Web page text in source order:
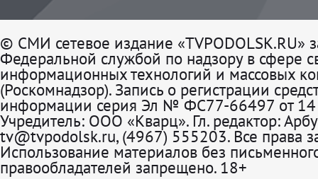
© СМИ сетевое издание «TVPODOLSK.RU»
Федеральной службой по надзору в сфере
информационных технологий и массовых
(Роскомнадзор). Запись о регистрации
информации серия Эл № ФС77-66497 от 14
Учредитель: ООО «Кварц». Гл. редактор:
tv@tvpodolsk.ru, (4967) 555203. Все права
Использование материалов без
правообладателей запрещено. 18+